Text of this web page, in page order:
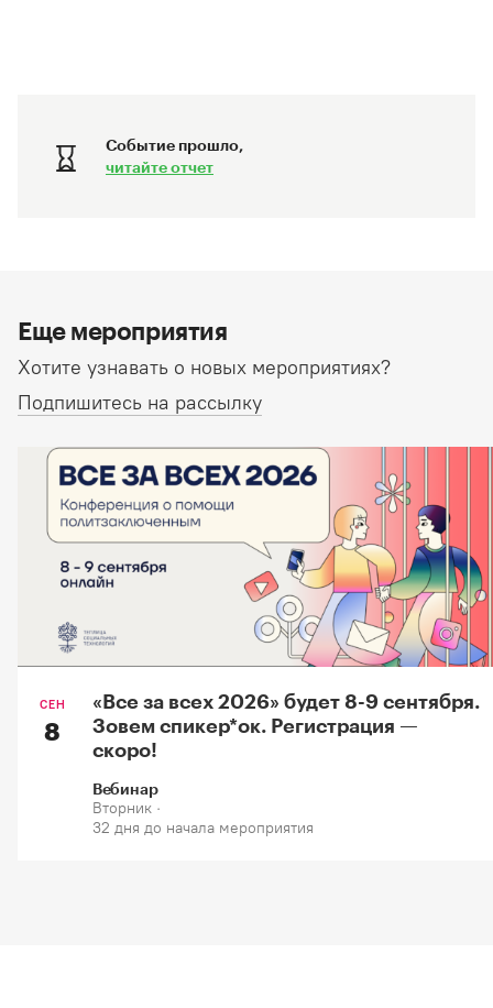
Событие прошло,
читайте отчет
Еще мероприятия
Хотите узнавать о новых мероприятиях?
Подпишитесь на рассылку
СЕН
8
«Все за всех 2026» будет 8-9 сентября.
Зовем спикер*oк. Регистрация —
скоро!
Вебинар
Вторник ·
32 дня до начала мероприятия